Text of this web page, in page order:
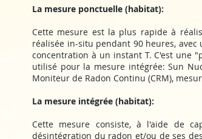
La mesure ponctuelle (habitat):
Cette mesure est la plus rapide à
réalisée in-situ pendant 90 heures,
concentration à un instant T. C'est une
utilisé pour la mesure intégrée: Sun
Moniteur de Radon Continu (CRM),
La mesure intégrée (habitat):
Cette mesure consiste, à l'aide de
désintégration du radon et/ou de ses